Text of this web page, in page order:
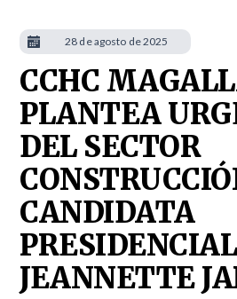
CCHC
PLANTEA
DEL SECTOR
CANDIDATA
PRESIDENCIAL
JEANNETTE
28 de agosto de 2025